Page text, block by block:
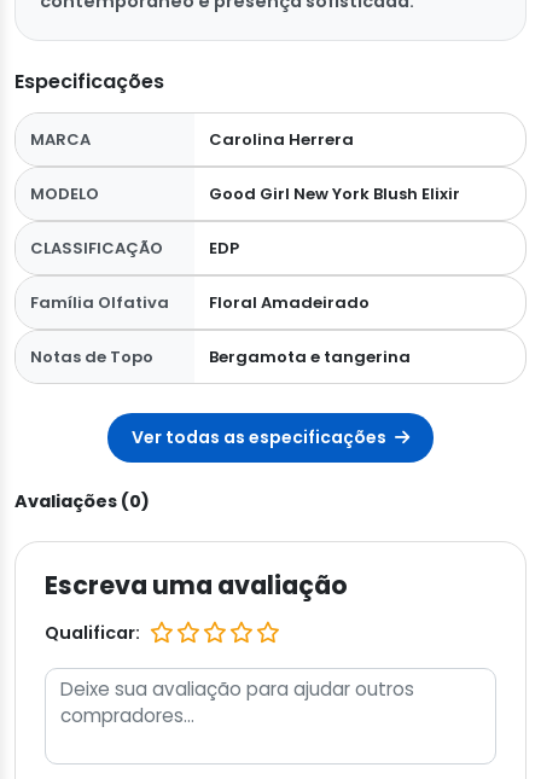
Especificações
MARCA Carolina Herrera
MODELO Good Girl New York Blush Elixir
CLASSIFICAÇÃO EDP
Família Olfativa Floral Amadeirado
Notas de Topo Bergamota e tangerina
Ver todas as especificações
Avaliações (0)
Escreva uma avaliação
Qualificar: